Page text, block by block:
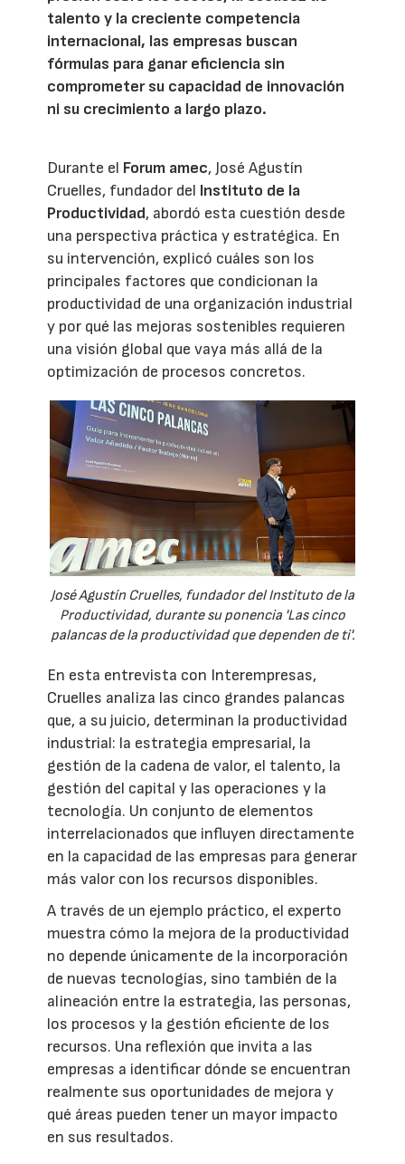
talento y la creciente competencia
internacional, las empresas buscan
fórmulas para ganar eficiencia sin
comprometer su capacidad de innovación
ni su crecimiento a largo plazo.
Durante el Forum amec, José Agustín
Cruelles, fundador del Instituto de la
Productividad, abordó esta cuestión desde
una perspectiva práctica y estratégica. En
su intervención, explicó cuáles son los
principales factores que condicionan la
productividad de una organización industrial
y por qué las mejoras sostenibles requieren
una visión global que vaya más allá de la
optimización de procesos concretos.
José Agustín Cruelles, fundador del Instituto de la
Productividad, durante su ponencia 'Las cinco
palancas de la productividad que dependen de ti'.
En esta entrevista con Interempresas,
Cruelles analiza las cinco grandes palancas
que, a su juicio, determinan la productividad
industrial: la estrategia empresarial, la
gestión de la cadena de valor, el talento, la
gestión del capital y las operaciones y la
tecnología. Un conjunto de elementos
interrelacionados que influyen directamente
en la capacidad de las empresas para generar
más valor con los recursos disponibles.
A través de un ejemplo práctico, el experto
muestra cómo la mejora de la productividad
no depende únicamente de la incorporación
de nuevas tecnologías, sino también de la
alineación entre la estrategia, las personas,
los procesos y la gestión eficiente de los
recursos. Una reflexión que invita a las
empresas a identificar dónde se encuentran
realmente sus oportunidades de mejora y
qué áreas pueden tener un mayor impacto
en sus resultados.